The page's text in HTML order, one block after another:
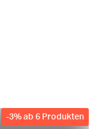
-3% ab 6 Produkten